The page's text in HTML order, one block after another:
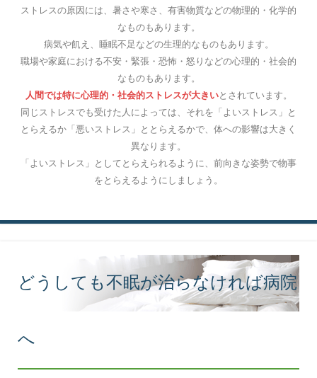
ストレスの原因には、暑さや寒さ、有害物質などの物理的・化学的
なものもあります。
病気や飢え、睡眠不足などの生理的なものもあります。
職場や家庭における不安・緊張・恐怖・怒りなどの心理的・社会的
なものもあります。
人間では特に心理的・社会的ストレスが大きいとされています。
同じストレスでも受けた人によっては、それを「よいストレス」と
とらえるか「悪いストレス」ととらえるかで、体への影響は大きく
異なります。
「よいストレス」としてとらえられるように、前向きな姿勢で物事
をとらえるようにしましょう。
どうしても不眠が治らなければ病院
へ